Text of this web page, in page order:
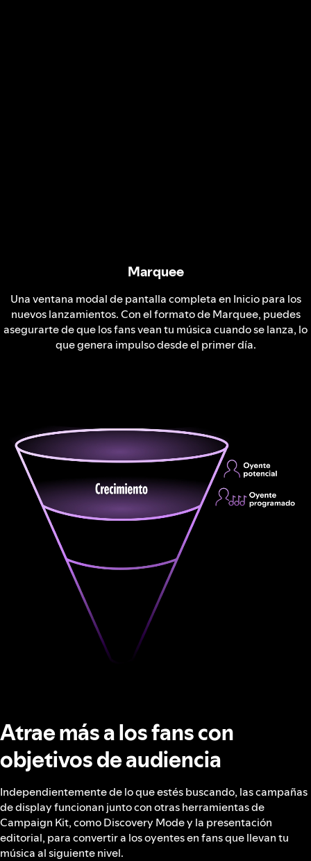
Marquee
Una ventana modal de pantalla completa en Inicio para los
nuevos lanzamientos. Con el formato de Marquee, puedes
asegurarte de que los fans vean tu música cuando se lanza, lo
que genera impulso desde el primer día.
Atrae más a los fans con
objetivos de audiencia
Independientemente de lo que estés buscando, las campañas
de display funcionan junto con otras herramientas de
Campaign Kit, como Discovery Mode y la presentación
editorial, para convertir a los oyentes en fans que llevan tu
música al siguiente nivel.